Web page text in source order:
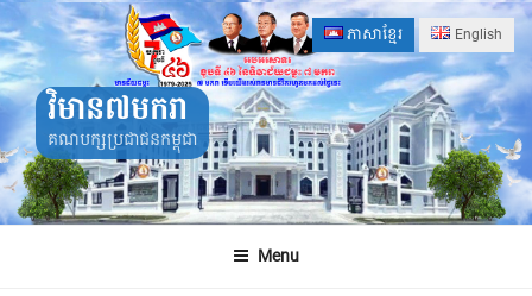
Skip
to
content
ភាសាខ្មែរ English
វិមាន៧មករា
គណបក្សប្រជាជនកម្ពុជា
Menu